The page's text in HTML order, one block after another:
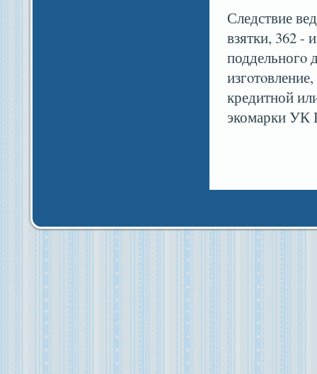
Следствие
взятки, 362 -
поддельногο
кредитной
экомарки УК